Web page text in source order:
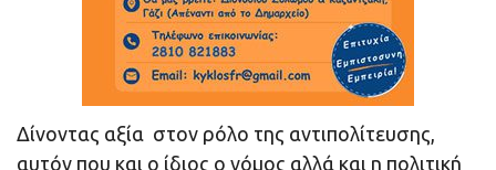
Δίνοντας αξία στον ρόλο της αντιπολίτευσης,
αυτόν που και ο ίδιος ο νόμος αλλά και η πολιτική